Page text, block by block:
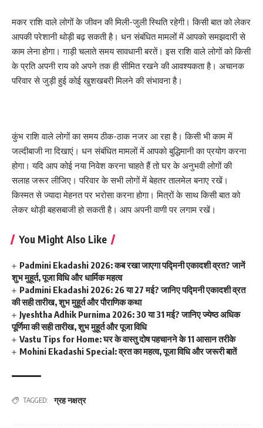
मकर राशि वाले लोगों के जीवन की मिली-जुली स्थिति रहेगी। किसी बात को लेकर
आपकी परेशानी थोड़ी बढ़ सकती है। धन संबंधित मामलों में आपको समझदारी से
काम लेना होगा। गाड़ी चलाते समय सावधानी बरतें। इस राशि वाले लोगों को किसी
के प्रति अपनी राय को अपने तक ही सीमित रखने की आवश्यकता है। अचानक
परिवार से जुड़ी हुई कोई खुशखबरी मिलने की संभावना है।
कुंभ राशि वाले लोगों का समय ठीक-ठाक नजर आ रहा है। किसी भी काम में
जल्दीबाजी ना दिखाएं। धन संबंधित मामलों में आपको बुद्धिमानी का प्रयोग करना
होगा। यदि आप कोई नया निवेश करना चाहते हैं तो घर के अनुभवी लोगों की
सलाह जरूर लीजिए। परिवार के सभी लोगों में बेहतर तालमेल बनाए रखें।
किस्मत से ज्यादा मेहनत पर भरोसा करना होगा। मित्रों के साथ किसी बात को
लेकर थोड़ी बहसबाजी हो सकती है। आप अपनी वाणी पर लगाम रखें।
You Might Also Like
Padmini Ekadashi 2026: कब रखा जाएगा पद्मिनी एकादशी व्रत? जानें
शुभ मुहूर्त, पूजा विधि और धार्मिक महत्व
Padmini Ekadashi 2026: 26 या 27 मई? जानिए पद्मिनी एकादशी व्रत
की सही तारीख, शुभ मुहूर्त और पौराणिक कथा
Jyeshtha Adhik Purnima 2026: 30 या 31 मई? जानिए ज्येष्ठ अधिक
पूर्णिमा की सही तारीख, शुभ मुहूर्त और पूजा विधि
Vastu Tips for Home: घर के वास्तु दोष पहचानने के 11 आसान तरीके
Mohini Ekadashi Special: व्रत का महत्व, पूजा विधि और जरूरी बातें
TAGGED: ग्रह नक्षत्र